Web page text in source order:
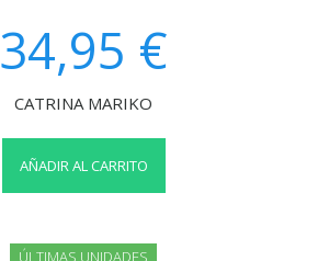
34,95 €
CATRINA MARIKO
AÑADIR AL CARRITO
ÚLTIMAS UNIDADES